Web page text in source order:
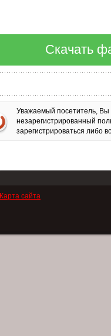
Скачать
Уважаемый посетитель, Вы
незарегистрированный
зарегистрироваться либо
Карта сайта